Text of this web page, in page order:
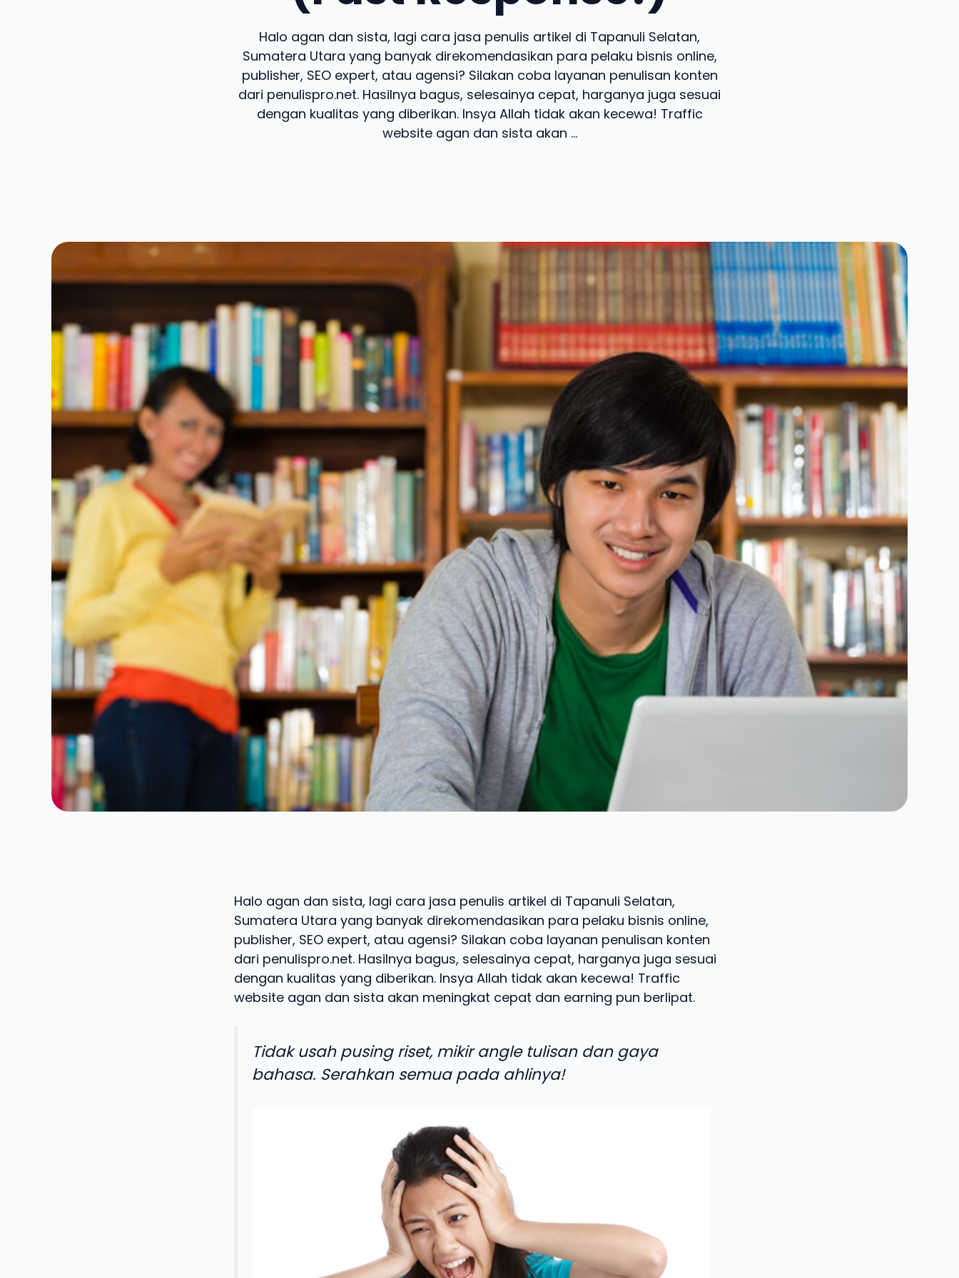
Halo agan dan sista, lagi cara jasa penulis artikel di Tapanuli Selatan,
Sumatera Utara yang banyak direkomendasikan para pelaku bisnis online,
publisher, SEO expert, atau agensi? Silakan coba layanan penulisan konten
dari penulispro.net. Hasilnya bagus, selesainya cepat, harganya juga sesuai
dengan kualitas yang diberikan. Insya Allah tidak akan kecewa! Traffic
website agan dan sista akan ...
Halo agan dan sista, lagi cara jasa penulis artikel di Tapanuli Selatan,
Sumatera Utara yang banyak direkomendasikan para pelaku bisnis online,
publisher, SEO expert, atau agensi? Silakan coba layanan penulisan konten
dari penulispro.net. Hasilnya bagus, selesainya cepat, harganya juga sesuai
dengan kualitas yang diberikan. Insya Allah tidak akan kecewa! Traffic
website agan dan sista akan meningkat cepat dan earning pun berlipat.
Tidak usah pusing riset, mikir angle tulisan dan gaya
bahasa. Serahkan semua pada ahlinya!